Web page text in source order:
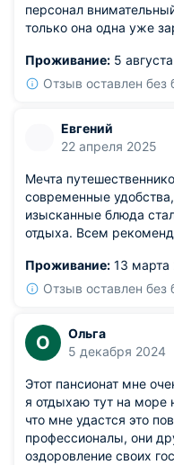
персонал
только она одна уже
Проживание: 5
Отзыв оставлен без
Евгений
22 апреля 2025
Мечта
современные
изысканные блюда
отдыха. Всем
Проживание: 13 марта
Отзыв оставлен без
О
Ольга
5 декабря 2024
Этот пансионат мне
я отдыхаю тут на море
что мне удастся это
профессионалы, они
оздоровление своих